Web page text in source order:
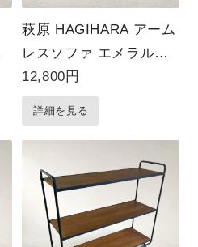
萩原 HAGIHARA アーム
レスソファ エメラルド
グリーン
12,800円
詳細を見る